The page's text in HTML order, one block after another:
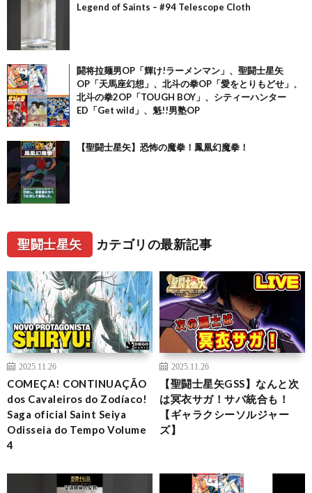
Legend of Saints – #94 Telescope Cloth
闘将拉麺男OP「輝け!ラーメンマン」、聖闘士星矢
OP「天馬座幻想」、北斗の拳OP「愛をとりもどせ」、
北斗の拳2OP「TOUGH BOY」、シティーハンター
ED「Get wild」、魁!!男塾OP
【聖闘士星矢】恐怖の魔拳！鳳凰幻魔拳！
聖闘士星矢 カテゴリの最新記事
2025.11.26
COMEÇA! CONTINUAÇÃO
dos Cavaleiros do Zodíaco!
Saga oficial Saint Seiya
Odisseia do Tempo Volume
4
2025.11.26
【聖闘士星矢GSS】なんと次
は冥衣サガ！サバ統合も！
【ギャラクシーソルジャー
ズ】